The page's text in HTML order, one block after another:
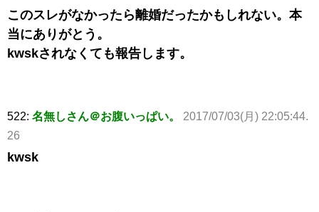
このスレがなかったら離婚だったかもしれない。本
当にありがとう。
kwskされなくても報告します。
522: 名無しさん＠お腹いっぱい。
2017/07/03(月) 22:05:44.
26
kwsk